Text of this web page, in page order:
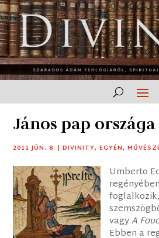
János pap országa
2011 JÚN. 8. |DIVINITY,EGYÉN,
Umberto
vagyA
Ebben a